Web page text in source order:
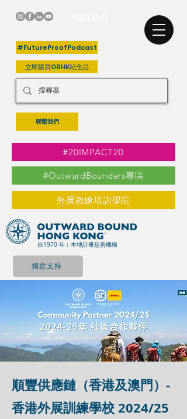
#FutureProofPodcast
立即購買OBHK紀念品
聯繫我們
#20IMPACT20
#OutwardBounders專區
外展教練培訓學院
自1970 年︳本地註冊慈善機構
捐款支持
順豐供應鏈（香港及澳門）-
​香港外展訓練學校 2024/25